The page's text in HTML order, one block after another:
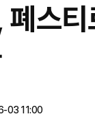
스티
03 11:00